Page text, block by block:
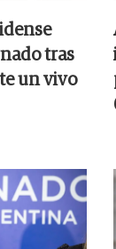
tras
un vivo